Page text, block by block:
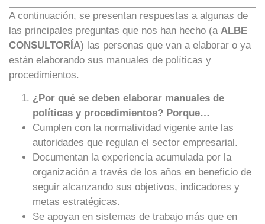
A continuación, se presentan respuestas a algunas de
las principales preguntas que nos han hecho (a ALBE
CONSULTORÍA) las personas que van a elaborar o ya
están elaborando sus manuales de políticas y
procedimientos.
¿Por qué se deben elaborar manuales de
políticas y procedimientos? Porque…
Cumplen con la normatividad vigente ante las
autoridades que regulan el sector empresarial.
Documentan la experiencia acumulada por la
organización a través de los años en beneficio de
seguir alcanzando sus objetivos, indicadores y
metas estratégicas.
Se apoyan en sistemas de trabajo más que en